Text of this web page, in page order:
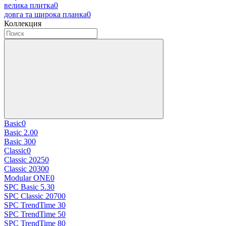
велика плитка0
довга та широка планка0
Коллекция
Basic0
Basic 2.00
Basic 300
Classic0
Classic 20250
Classic 20300
Modular ONE0
SPC Basic 5.30
SPC Classic 20700
SPC TrendTime 30
SPC TrendTime 50
SPC TrendTime 80